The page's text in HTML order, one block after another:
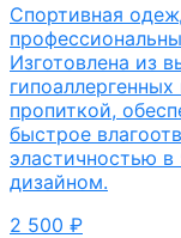
Спортивная
Изготовлена из
пропиткой,
быстрое
эластичностью
дизайном.
2 500 ₽